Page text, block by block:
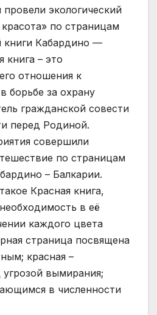
провели экологический
по страницам
книги Кабардино —
книга – это
отношения к
борьбе за охрану
гражданской совести
перед Родиной.
совершили
по страницам
– Балкарии.
Красная книга,
в её
каждого цвета
страница посвящена
красная –
вымирания;
в численности